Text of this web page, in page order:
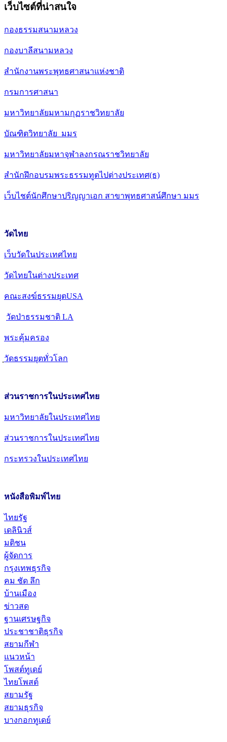
เว็บไซต์ที่น่าสนใจ
กองธรรมสนามหลวง
กองบาลีสนามหลวง
สำนักงานพระพุทธศาสนาแห่งชาติ
กรมการศาสนา
มหาวิทยาลัยมหามกุฏราชวิทยาลัย
บัณฑิตวิทยาลัย มมร
มหาวิทยาลัยมหาจุฬาลงกรณราชวิทยาลัย
สำนักฝึกอบรมพระธรรมทูตไปต่างประเทศ(ธ)
เว็บไชต์นักศึกษาปริญญาเอก สาขาพุทธศาสน์ศึกษา มมร
วัดไทย
เว็บวัดในประเทศไทย
วัดไทยในต่างประเทศ
คณะสงฆ์ธรรมยุตUSA
วัดป่าธรรมชาติ LA
พระคุ้มครอง
วัดธรรมยุตทั่วโลก
ส่วนราชการในประเทศไทย
มหาวิทยาลัยในประเทศไทย
ส่วนราชการในประเทศไทย
กระทรวงในประเทศไทย
หนังสือพิมพ์ไทย
ไทยรัฐ
เดลินิวส์
มติชน
ผู้จัดการ
กรุงเทพธุรกิจ
คม ชัด ลึก
บ้านเมือง
ข่าวสด
ฐานเศรษฐกิจ
ประชาชาติธุรกิจ
สยามกีฬา
แนวหน้า
โพสต์ทูเดย์
ไทยโพสต์
สยามรัฐ
สยามธุรกิจ
บางกอกทูเดย์